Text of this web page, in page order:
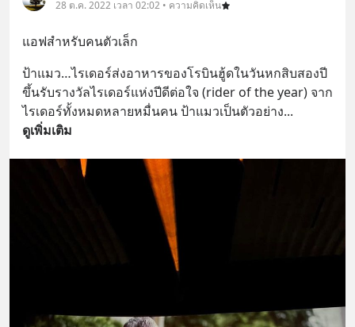
28 ต.ค. 2022 เวลา 02:02 • ความคิดเห็น
แอฟสำหรับคนตัวเล็ก
ป้าแมว…ไรเดอร์ส่งอาหารของโรบินฮู้ดในวันหกสิบสองปี
ขึ้นรับรางวัลไรเดอร์แห่งปีดีต่อใจ (rider of the year) จาก
ไรเดอร์ทั้งหมดหลายหมื่นคน ป้าแมวเป็นตัวอย่าง...
ดูเพิ่มเติม